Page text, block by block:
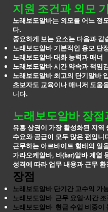
지원 조건과 외모
노래보도알바는 외모를 어느 정
다.
중요하게 보는 요소는 다음과 같
노래보도알바 기본적인 용모 단
노래보도알바 대화 능력과 매너
노래보도알바 시간 약속과 책임
노래보도알바 최고의 단기알바
초보자도 교육이나 매니저 도움
니다.
노래보도알바 장점
유흥 상권이 가장 활성화된 지역
수요와 공급이 모두 많은 편입
근무하는 아르바이트 형태의 일
가라오케알바, 바(bar)알바 계열
성격에 따라 업무 내용과 근무
장점
노래보도알바 단기간 고수익 가
노래보도알바 근무 요일·시간 조
노래보도알바 현금 수입 비중이